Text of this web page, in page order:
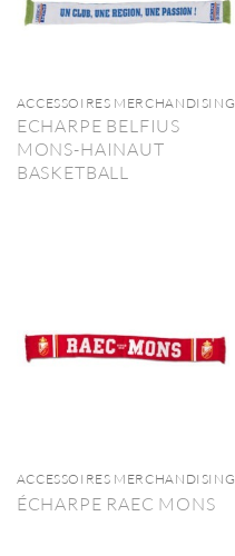
ACCESSOIRES MERCHANDISING
ECHARPE BELFIUS
MONS-HAINAUT
BASKETBALL
ACCESSOIRES MERCHANDISING
ÉCHARPE RAEC MONS